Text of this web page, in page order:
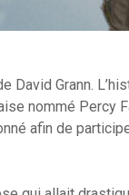
David Grann.
nommé Percy
afin de